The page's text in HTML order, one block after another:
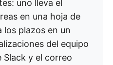
uno lleva el
en una hoja de
los plazos en un
del equipo
Slack y el correo